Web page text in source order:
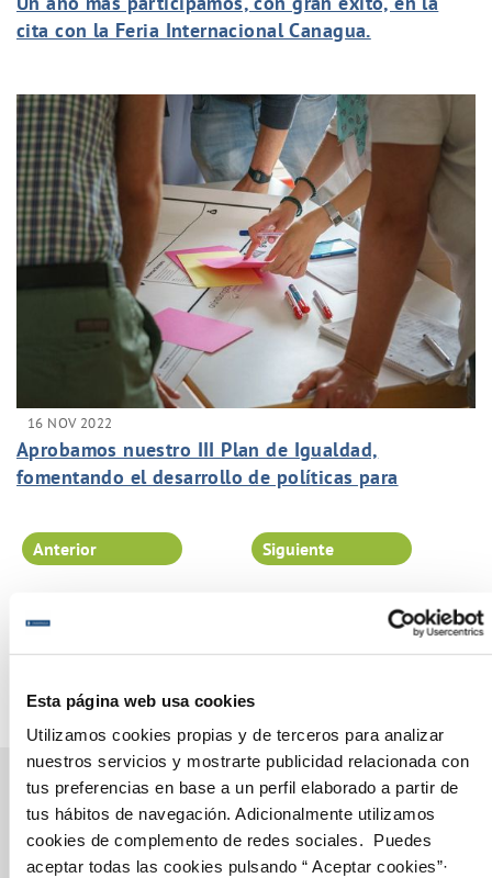
Esta página web usa cookies
Utilizamos cookies propias y de terceros para analizar
nuestros servicios y mostrarte publicidad relacionada con
tus preferencias en base a un perfil elaborado a partir de
tus hábitos de navegación. Adicionalmente utilizamos
cookies de complemento de redes sociales. Puedes
aceptar todas las cookies pulsando “ Aceptar cookies”·
cita con la Feria Internacional Canagua.
16 NOV 2022
Aprobamos nuestro III Plan de Igualdad,
fomentando el desarrollo de políticas para
razón de sexo.
Página 20 de 102
Anterior Siguiente
Gestiones Online